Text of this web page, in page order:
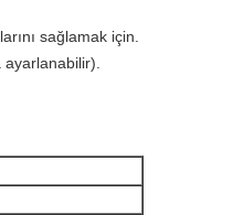
sağlamak için.
ayarlanabilir).